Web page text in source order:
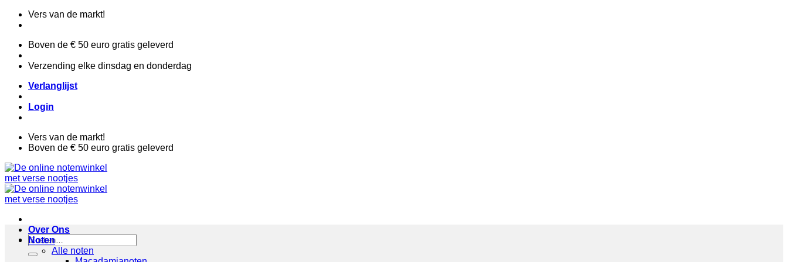
naar
Vers van de markt!
Boven de € 50 euro gratis geleverd
Verzending elke dinsdag en donderdag
Verlanglijst
Login
Vers van de markt!
Boven de € 50 euro gratis geleverd
Zoeken
naar:
Over Ons
Noten
Alle noten